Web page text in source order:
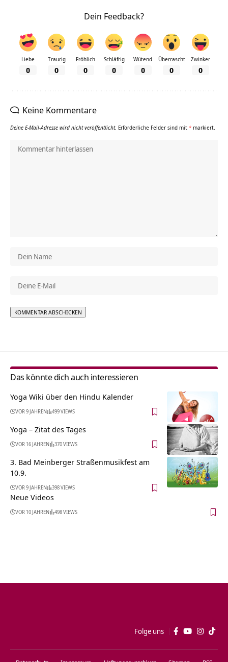
Dein Feedback?
Liebe
0
Traurig
0
Fröhlich
0
Schläfrig
0
Wütend
0
Überrascht
0
Zwinker
0
Keine Kommentare
Deine E-Mail-Adresse wird nicht veröffentlicht. Erforderliche Felder sind mit * markiert.
Das könnte dich auch interessieren
Yoga Wiki über den Hindu Kalender
VOR 9 JAHREN 499 VIEWS
Yoga – Zitat des Tages
VOR 16 JAHREN 370 VIEWS
3. Bad Meinberger Straßenmusikfest am
10.9.
VOR 9 JAHREN 398 VIEWS
Neue Videos
VOR 10 JAHREN 498 VIEWS
Folge uns